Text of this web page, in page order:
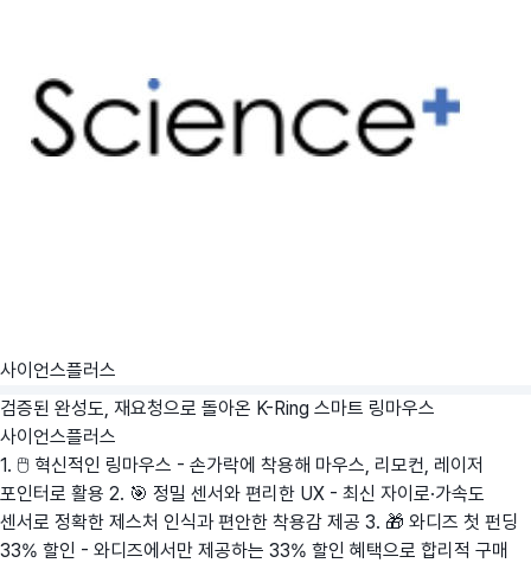
사이언스플러스
검증된 완성도, 재요청으로 돌아온 K-Ring 스마트 링마우스
사이언스플러스
1. 🖱️ 혁신적인 링마우스 - 손가락에 착용해 마우스, 리모컨, 레이저
포인터로 활용 2. 🎯 정밀 센서와 편리한 UX - 최신 자이로·가속도
센서로 정확한 제스처 인식과 편안한 착용감 제공 3. 🎁 와디즈 첫 펀딩
33% 할인 - 와디즈에서만 제공하는 33% 할인 혜택으로 합리적 구매